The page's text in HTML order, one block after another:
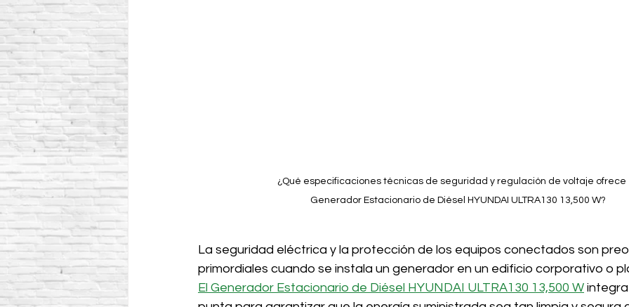
¿Qué especificaciones técnicas de seguridad y regulación de voltaje ofrece
Generador Estacionario de Diésel HYUNDAI ULTRA130 13,500 W?
La seguridad eléctrica y la protección de los equipos conectados son
primordiales cuando se instala un generador en un edificio corporativo o
El Generador Estacionario de Diésel HYUNDAI ULTRA130 13,500 W